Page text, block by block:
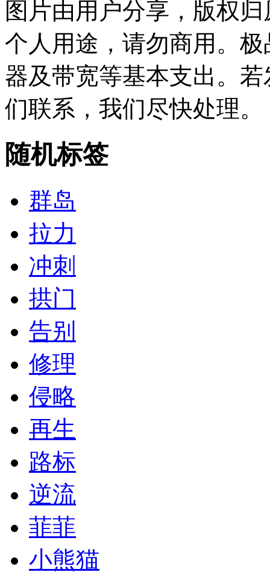
图片由用户分享，版权
个人用途，请勿商用。
器及带宽等基本支出。
们联系，我们尽快处理。
随机标签
群岛
拉力
冲刺
拱门
告别
修理
侵略
再生
路标
逆流
菲菲
小熊猫